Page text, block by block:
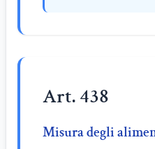
Art. 438
Misura degli